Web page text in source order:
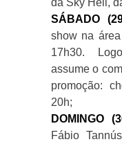
SÁBADO
show na
17h30.
assume o
promoção:
20h;
DOMINGO
Fábio